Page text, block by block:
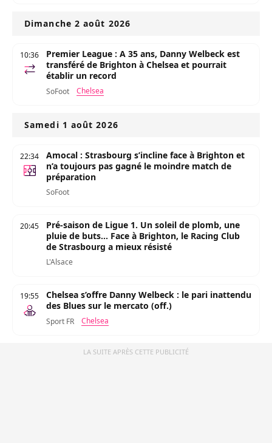
Dimanche 2 août 2026
10:36
Premier League : A 35 ans, Danny Welbeck est
transféré de Brighton à Chelsea et pourrait
établir un record
SoFoot Chelsea
Samedi 1 août 2026
22:34
Amocal : Strasbourg s’incline face à Brighton et
n’a toujours pas gagné le moindre match de
préparation
SoFoot
20:45
Pré-saison de Ligue 1. Un soleil de plomb, une
pluie de buts... Face à Brighton, le Racing Club
de Strasbourg a mieux résisté
L'Alsace
19:55
Chelsea s’offre Danny Welbeck : le pari inattendu
des Blues sur le mercato (off.)
Sport FR Chelsea
LA SUITE APRÈS CETTE PUBLICITÉ